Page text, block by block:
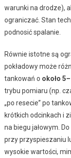
warunki na drodze),
ograniczać. Stan
podnosić spalanie.
Równie istotne są
pokładowy może
tankowań o około
trybu pomiaru (np.
„po resecie” po
krótkich odcinkach i
na biegu jałowym.
przy przyspieszaniu
wysokie wartości,